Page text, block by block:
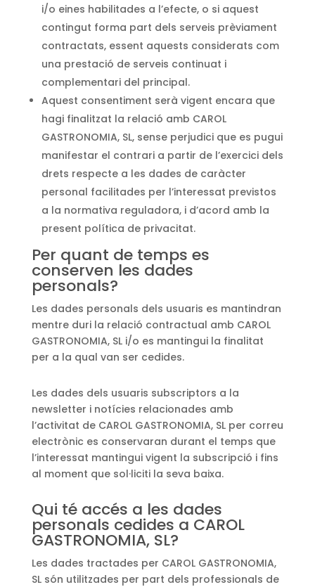
i/o eines habilitades a l’efecte, o si aquest
contingut forma part dels serveis prèviament
contractats, essent aquests considerats com
una prestació de serveis continuat i
complementari del principal.
Aquest consentiment serà vigent encara que
hagi finalitzat la relació amb CAROL
GASTRONOMIA, SL, sense perjudici que es pugui
manifestar el contrari a partir de l’exercici dels
drets respecte a les dades de caràcter
personal facilitades per l’interessat previstos
a la normativa reguladora, i d’acord amb la
present política de privacitat.
Per quant de temps es
conserven les dades
personals?
Les dades personals dels usuaris es mantindran
mentre duri la relació contractual amb CAROL
GASTRONOMIA, SL i/o es mantingui la finalitat
per a la qual van ser cedides.
Les dades dels usuaris subscriptors a la
newsletter i notícies relacionades amb
l’activitat de CAROL GASTRONOMIA, SL per correu
electrònic es conservaran durant el temps que
l’interessat mantingui vigent la subscripció i fins
al moment que sol·liciti la seva baixa.
Qui té accés a les dades
personals cedides a CAROL
GASTRONOMIA, SL?
Les dades tractades per CAROL GASTRONOMIA,
SL són utilitzades per part dels professionals de